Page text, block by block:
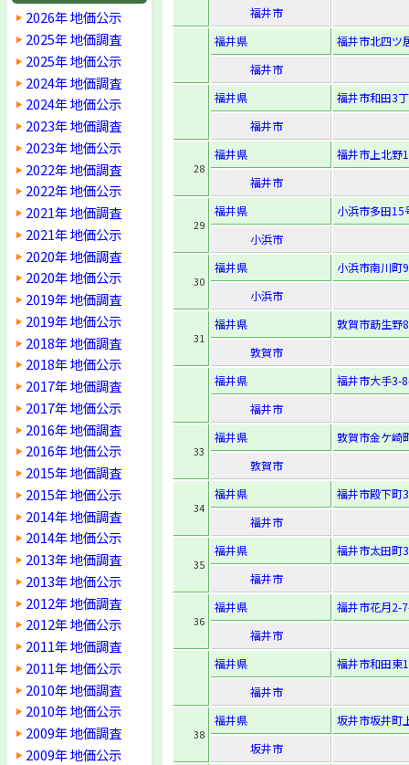
2026年 地価公示
2025年 地価調査
2025年 地価公示
2024年 地価調査
2024年 地価公示
2023年 地価調査
2023年 地価公示
2022年 地価調査
2022年 地価公示
2021年 地価調査
2021年 地価公示
2020年 地価調査
2020年 地価公示
2019年 地価調査
2019年 地価公示
2018年 地価調査
2018年 地価公示
2017年 地価調査
2017年 地価公示
2016年 地価調査
2016年 地価公示
2015年 地価調査
2015年 地価公示
2014年 地価調査
2014年 地価公示
2013年 地価調査
2013年 地価公示
2012年 地価調査
2012年 地価公示
2011年 地価調査
2011年 地価公示
2010年 地価調査
2010年 地価公示
2009年 地価調査
2009年 地価公示
福井市
福井県
福井市北四ツ
福井市
福井県
福井市和田3
福井市
28
福井県
福井市上北野
福井市
29
福井県
小浜市多田15
小浜市
30
福井県
小浜市南川町
小浜市
31
福井県
敦賀市莇生野
敦賀市
福井県
福井市大手3-
福井市
33
福井県
敦賀市金ケ崎
敦賀市
34
福井県
福井市殿下町
福井市
35
福井県
福井市太田町
福井市
36
福井県
福井市花月2-
福井市
福井県
福井市和田東
福井市
38
福井県
坂井市坂井町
坂井市